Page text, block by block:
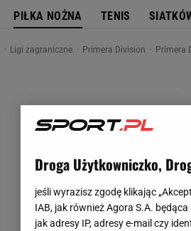
PIŁKA NOŻNA TENIS
Ligi zagraniczne Primera Division Primera
Droga Użytkowniczko,
jeśli wyrazisz zgodę klikając
IAB, jak również Agora S.A.
jak adresy IP, adresy e-mail czy